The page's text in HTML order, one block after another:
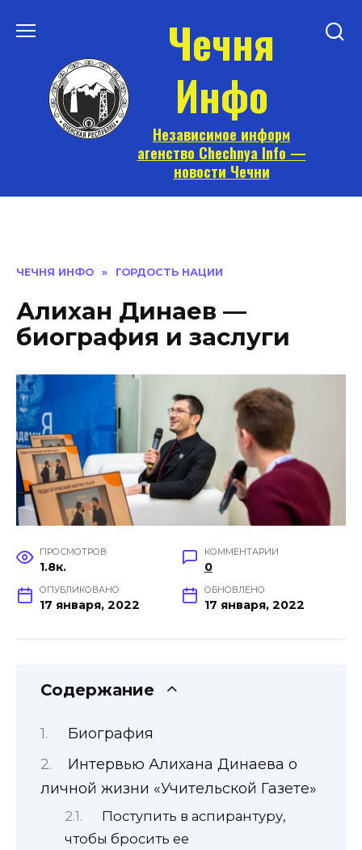
Чечня
Инфо
Независимое информ
агенство Chechnya Info —
новости Чечни
ЧЕЧНЯ ИНФО » ГОРДОСТЬ НАЦИИ
Алихан Динаев —
биография и заслуги
ПРОСМОТРОВ
1.8к.
КОММЕНТАРИИ
0
ОПУБЛИКОВАНО
17 января, 2022
ОБНОВЛЕНО
17 января, 2022
Содержание
Биография
Интервью Алихана Динаева о
личной жизни «Учительской Газете»
Поступить в аспирантуру,
чтобы бросить ее